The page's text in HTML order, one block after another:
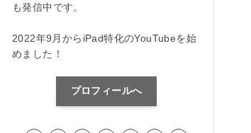
も発信中です。
2022年9月からiPad特化のYouTubeを始
めました！
プロフィールへ